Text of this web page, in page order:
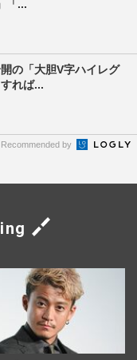
「...
の「大胆V字ハイレグ
れば...
Recommended by